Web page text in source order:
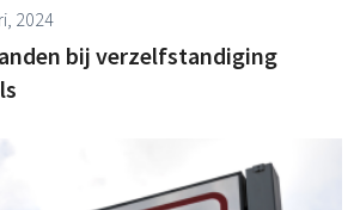
2024
bij verzelfstandiging